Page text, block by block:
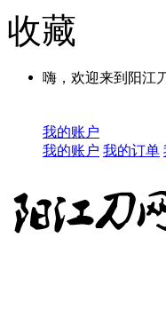
收藏
嗨，欢迎来到阳江
我的账户
我的账户 我的订单